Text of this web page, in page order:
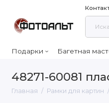
Подарки Багетная
48271-60081
Главная Рамки для картин